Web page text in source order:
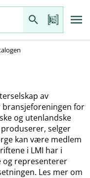
av
bransjeforeningen for
og utenlandske
selger
kan være medlem
i LMI har i
og representerer
Les mer om